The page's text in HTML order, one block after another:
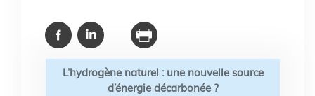
L’hydrogène naturel : une nouvelle source
d’énergie décarbonée ?